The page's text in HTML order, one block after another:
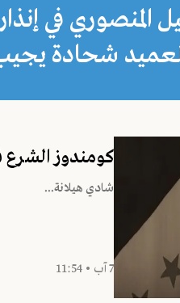
المنصوري في
شحادة
كومندوز الشرع
شادي هيلانة...
7 آب • 11:54